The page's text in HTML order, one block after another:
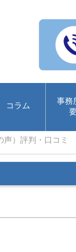
コラム
事務
声）評判・口コミ